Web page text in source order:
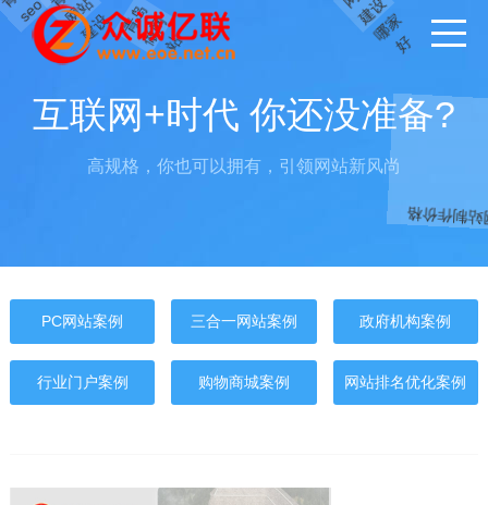
互联网+时代 你还没准备?
高规格，你也可以拥有，引领网站新风尚
设 青
岛
做网站 家
好
网站制作价
网
站
建
设
服
务
公
司
网
网
PC网站案例 三合一网站案例 政府机构案例
行业门户案例 购物商城案例 网站排名优化案例